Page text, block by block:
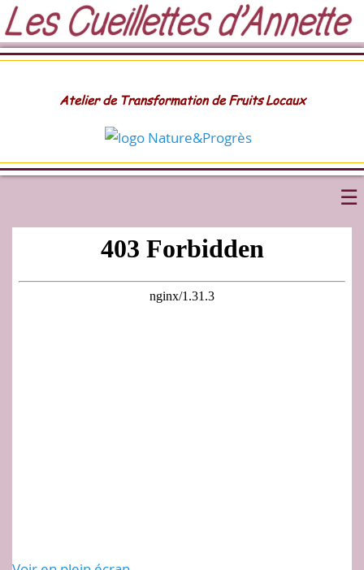
Atelier de Transformation de Fruits Locaux
Réseau de distribution
carte interactive